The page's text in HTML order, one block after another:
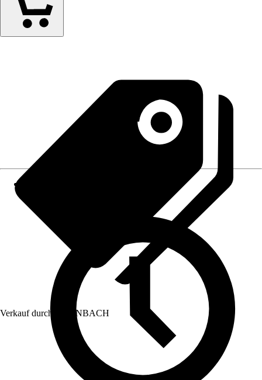
Verkauf durch: HORNBACH